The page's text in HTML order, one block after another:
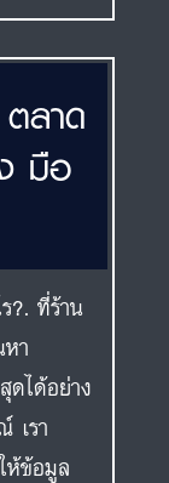
ลาด
มือ
?. ที่ร้าน
า
ได้อย่าง
เรา
ห้ข้อมูล